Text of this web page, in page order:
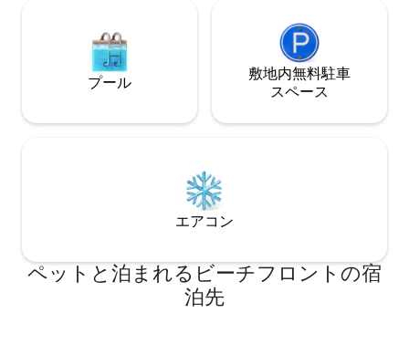
オ停留所に到着します。この停留所はア
パートから約100メートルの距離にありま
す。 代わりに、コモ湖の船を利用するこ
ともできます。カブール広場からトルノ
方面へ出発し、そこから徒歩約15分で目
的地に到着します。 MI PERMETTO DI
PER MUOVERSI COMODAMENTE,
POICHE' I TRASPORTI PUBBLICI ED I TAXI
NON SONO CONFORTEVOLI NELLE
トルノから2 km、ミラノから40 km、ル
ガノから38 kmです。公共交通機関でア
クセスできます。バスC30 C31 C32は、コ
モ・サン・ジョバンニ駅、コモ・ラゴ・
プール
敷地内無料駐⁠車
ス⁠ペ⁠ー⁠ス
エアコン
ペットと泊まれるビーチフロントの宿
泊先